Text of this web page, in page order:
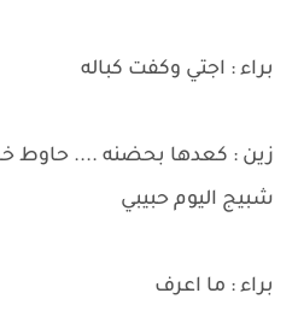
براء : اجتي وكفت كباله
زين : كعدها بحضنه .... حاوط
شبيج اليوم حبيبي
براء : ما اعرف